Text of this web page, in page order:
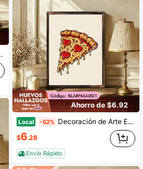
Ahorro de $6.92
Local -52% Decoración de Arte Estilo Retro, Impresión en Madera Enmarcada de 12x16 Pulgadas, Escena de Cocina de Pizza de Manga Humorística de San Valentín, Ideal para Cocina de Pizzería, Gran Regalo para Amantes de la Comida.
$6.28
Envío Rápido